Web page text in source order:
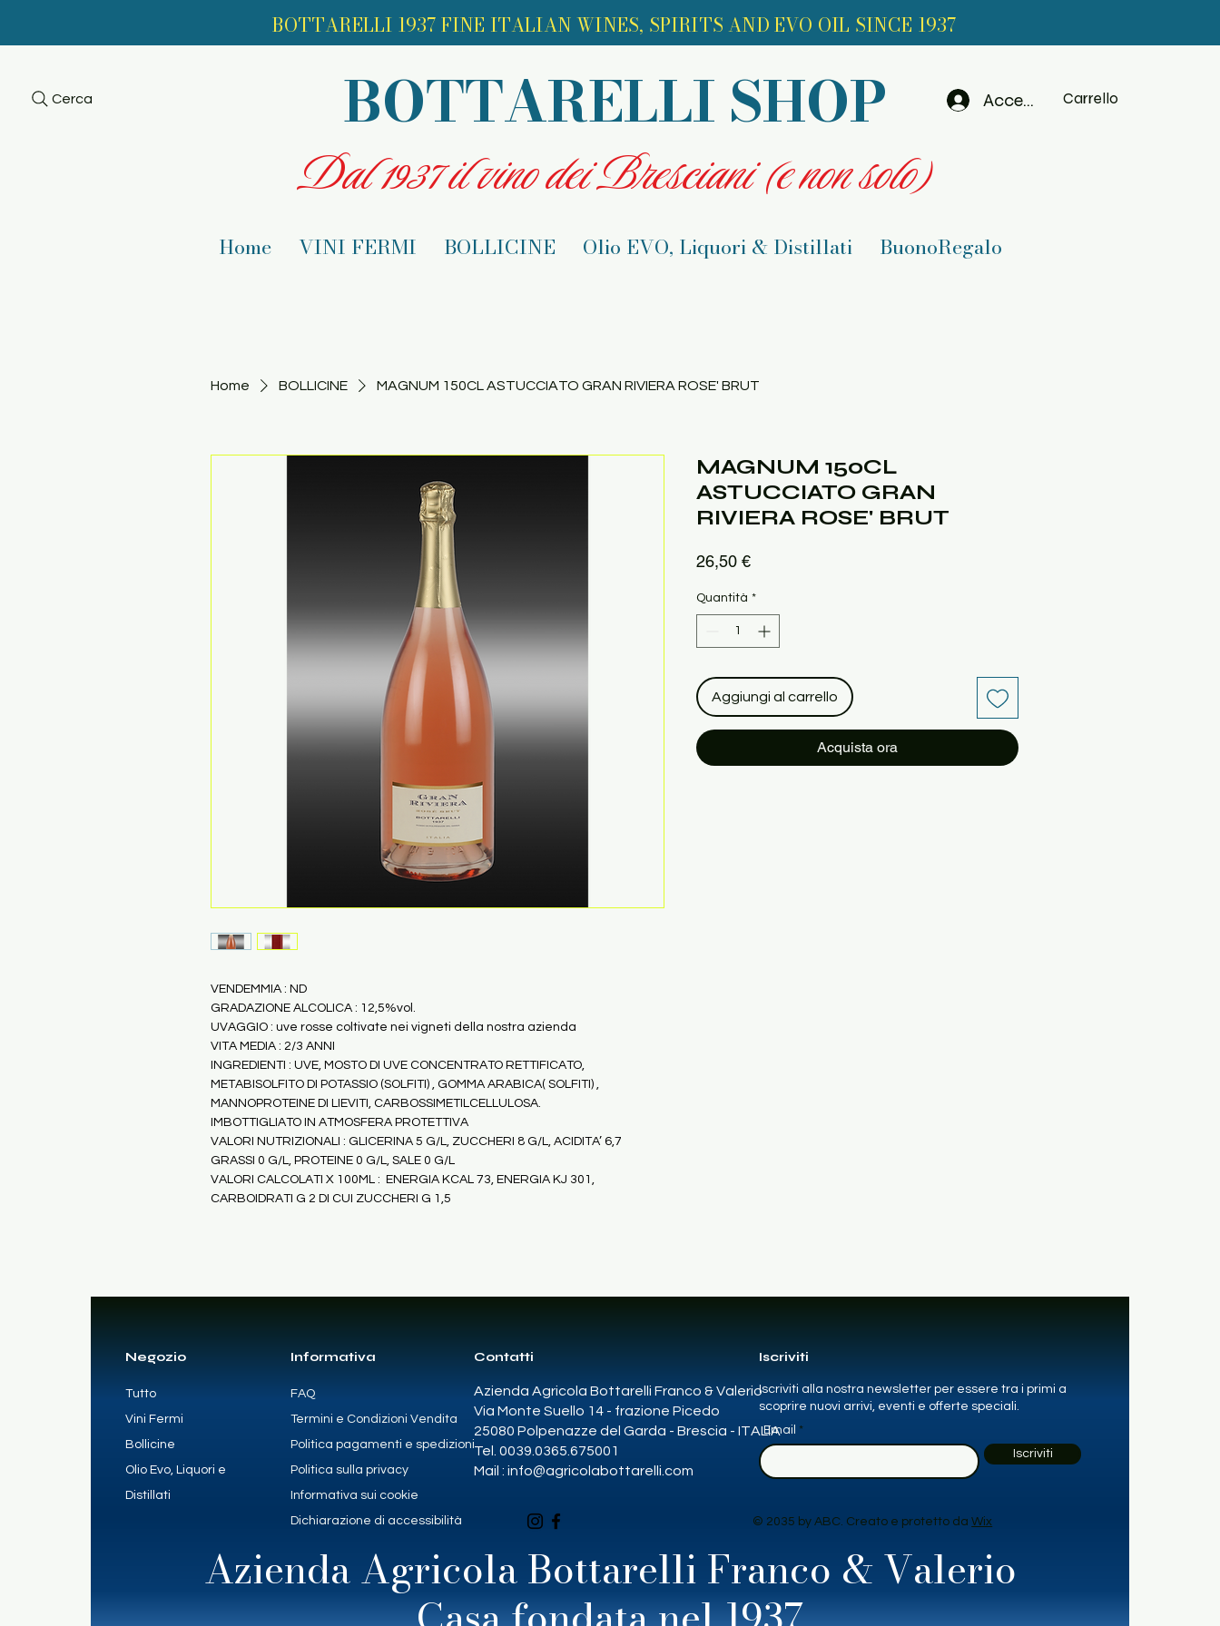
BOTTARELLI 1937 FINE ITALIAN WINES, SPIRITS AND EVO OIL SINCE 1937
Cerca BOTTARELLI SHOP
Dal 1937 il vino dei Bresciani (e non solo)
Accedi Carrello
Home VINI FERMI BOLLICINE Olio EVO, Liquori & Distillati BuonoRegalo
Home BOLLICINE MAGNUM 150CL ASTUCCIATO GRAN RIVIERA ROSE' BRUT
VENDEMMIA : ND
GRADAZIONE ALCOLICA : 12,5%vol.
UVAGGIO : uve rosse coltivate nei vigneti della nostra azienda
VITA MEDIA : 2/3 ANNI
INGREDIENTI : UVE, MOSTO DI UVE CONCENTRATO RETTIFICATO,
METABISOLFITO DI POTASSIO (SOLFITI) , GOMMA ARABICA( SOLFITI) ,
MANNOPROTEINE DI LIEVITI, CARBOSSIMETILCELLULOSA.
IMBOTTIGLIATO IN ATMOSFERA PROTETTIVA
VALORI NUTRIZIONALI : GLICERINA 5 G/L, ZUCCHERI 8 G/L, ACIDITA’ 6,7
GRASSI 0 G/L, PROTEINE 0 G/L, SALE 0 G/L
VALORI CALCOLATI X 100ML :  ENERGIA KCAL 73, ENERGIA KJ 301,
CARBOIDRATI G 2 DI CUI ZUCCHERI G 1,5
MAGNUM 150CL
ASTUCCIATO GRAN
RIVIERA ROSE' BRUT
26,50 €Prezzo
Quantità *
Aggiungi al carrello
Acquista ora
Negozio
Tutto
Vini Fermi
Bollicine
Olio Evo, Liquori e
Distillati
Informativa
FAQ
Termini e Condizioni Vendita
Politica pagamenti e spedizioni
Politica sulla privacy
Informativa sui cookie
Dichiarazione di accessibilità
Contatti
Azienda Agricola Bottarelli Franco & Valerio
Via Monte Suello 14 - frazione Picedo
25080 Polpenazze del Garda - Brescia - ITALIA
Tel. 0039.0365.675001
Mail : info@agricolabottarelli.com
Iscriviti
Iscriviti alla nostra newsletter per essere tra i primi a
scoprire nuovi arrivi, eventi e offerte speciali.
Email
Iscriviti
© 2035 by ABC. Creato e protetto daWix
Azienda Agricola Bottarelli Franco & Valerio